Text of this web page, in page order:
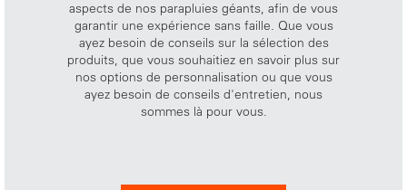
aspects de nos parapluies géants, afin de vous
garantir une expérience sans faille. Que vous
ayez besoin de conseils sur la sélection des
produits, que vous souhaitiez en savoir plus sur
nos options de personnalisation ou que vous
ayez besoin de conseils d'entretien, nous
sommes là pour vous.